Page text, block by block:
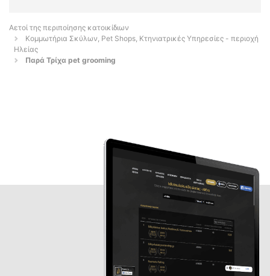
Αετοί της περιποίησης κατοικίδιων
Κομμωτήρια Σκύλων, Pet Shops, Κτηνιατρικές Υπηρεσίες - περιοχή
Ηλείας
Παρά Τρίχα pet grooming